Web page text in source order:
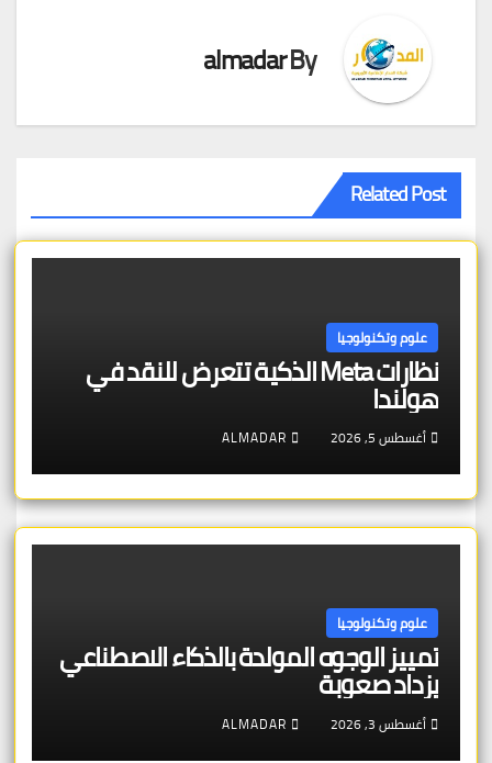
By
almadar
Related Post
علوم وتكنولوجيا
نظارات Meta الذكية تتعرض للنقد في
هولندا
أغسطس 5, 2026 ALMADAR
علوم وتكنولوجيا
تمييز الوجوه المولدة بالذكاء الاصطناعي
يزداد صعوبة
أغسطس 3, 2026 ALMADAR